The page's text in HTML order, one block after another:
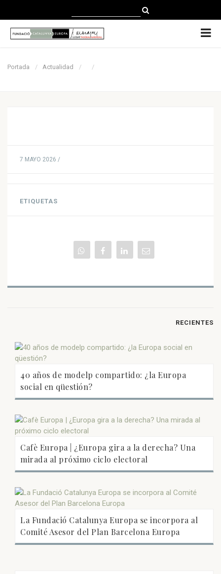
ENGLISH
Portada Actualidad
7 MAYO 2026 /
ETIQUETAS
RECIENTES
40 años de modelp compartido: ¿la Europa
social en qüestión?
Cafè Europa | ¿Europa gira a la derecha? Una
mirada al próximo ciclo electoral
La Fundació Catalunya Europa se incorpora al
Comité Asesor del Plan Barcelona Europa